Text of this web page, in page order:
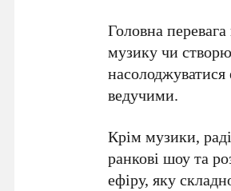
Головна
музику чи
ведучими.
Крім музики,
ранкові шоу та
ефіру, яку